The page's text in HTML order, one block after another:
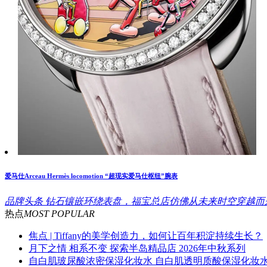
爱马仕Arceau Hermès locomotion “超现实爱马仕枢纽”腕表
品牌头条 钻石镶嵌环绕表盘，福宝总店仿佛从未来时空穿越而
热点MOST POPULAR
焦点 | Tiffany的美学创造力，如何让百年积淀持续生长？
月下之情 相系不变 探索半岛精品店 2026年中秋系列
自白肌玻尿酸浓密保湿化妆水 自白肌透明质酸保湿化妆